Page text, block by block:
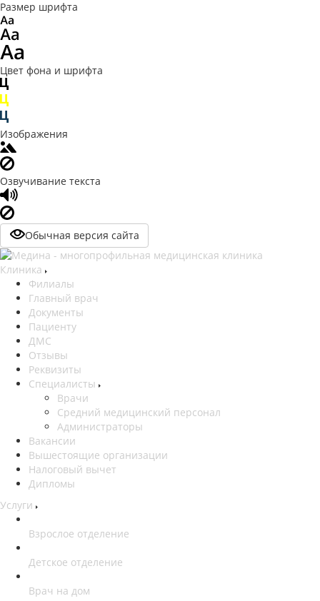
Размер шрифта
Цвет фона и шрифта
Изображения
Озвучивание текста
Обычная версия сайта
Клиника
Филиалы
Главный врач
Документы
Пациенту
ДМС
Отзывы
Реквизиты
Специалисты
Врачи
Средний медицинский персонал
Администраторы
Вакансии
Вышестоящие организации
Налоговый вычет
Дипломы
Услуги
Взрослое отделение
Детское отделение
Врач на дом